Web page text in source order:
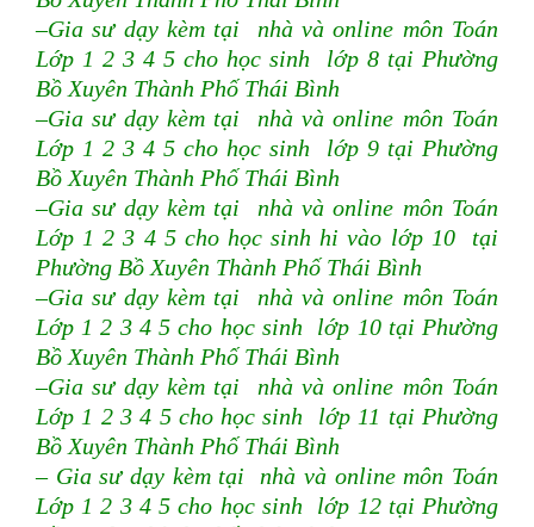
–Gia sư dạy kèm tại nhà và online môn Toán
Lớp 1 2 3 4 5 cho học sinh lớp 8 tại Phường
Bồ Xuyên Thành Phố Thái Bình
–Gia sư dạy kèm tại nhà và online môn Toán
Lớp 1 2 3 4 5 cho học sinh lớp 9 tại Phường
Bồ Xuyên Thành Phố Thái Bình
–Gia sư dạy kèm tại nhà và online môn Toán
Lớp 1 2 3 4 5 cho học sinh hi vào lớp 10 tại
Phường Bồ Xuyên Thành Phố Thái Bình
–Gia sư dạy kèm tại nhà và online môn Toán
Lớp 1 2 3 4 5 cho học sinh lớp 10 tại Phường
Bồ Xuyên Thành Phố Thái Bình
–Gia sư dạy kèm tại nhà và online môn Toán
Lớp 1 2 3 4 5 cho học sinh lớp 11 tại Phường
Bồ Xuyên Thành Phố Thái Bình
– Gia sư dạy kèm tại nhà và online môn Toán
Lớp 1 2 3 4 5 cho học sinh lớp 12 tại Phường